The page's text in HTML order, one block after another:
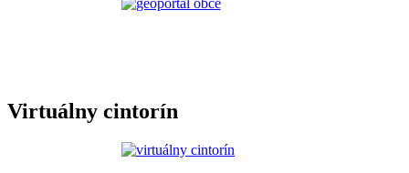
Virtuálny cintorín